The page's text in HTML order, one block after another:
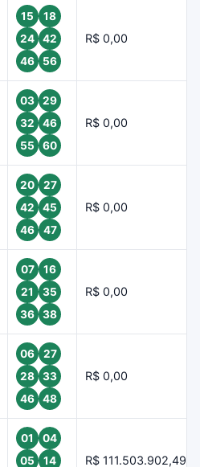
15
18
24
42
46
56
R$ 0,00
03
29
32
46
55
60
R$ 0,00
20
27
42
45
46
47
R$ 0,00
07
16
21
35
36
38
R$ 0,00
06
27
28
33
46
48
R$ 0,00
01
04
05
14 R$ 111.503.902,49